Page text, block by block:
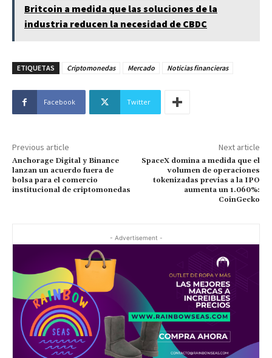
Britcoin a medida que las soluciones de la
industria reducen la necesidad de CBDC
ETIQUETAS Criptomonedas Mercado Noticias financieras
Facebook Twitter
Previous article
Anchorage Digital y Binance
lanzan un acuerdo fuera de
bolsa para el comercio
institucional de criptomonedas
Next article
SpaceX domina a medida que el
volumen de operaciones
tokenizadas previas a la IPO
aumenta un 1.060%:
CoinGecko
- Advertisement -